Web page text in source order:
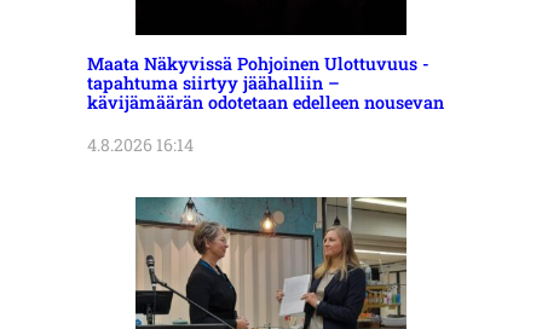
Maata Näkyvissä Pohjoinen Ulottuvuus -
tapahtuma siirtyy jäähalliin –
kävijämäärän odotetaan edelleen nousevan
4.8.2026 16:14